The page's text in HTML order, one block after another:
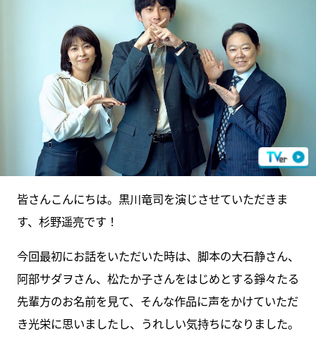
皆さんこんにちは。黒川竜司を演じさせていただきま
す、杉野遥亮です！
今回最初にお話をいただいた時は、脚本の大石静さん、
阿部サダヲさん、松たか子さんをはじめとする錚々たる
先輩方のお名前を見て、そんな作品に声をかけていただ
き光栄に思いましたし、うれしい気持ちになりました。